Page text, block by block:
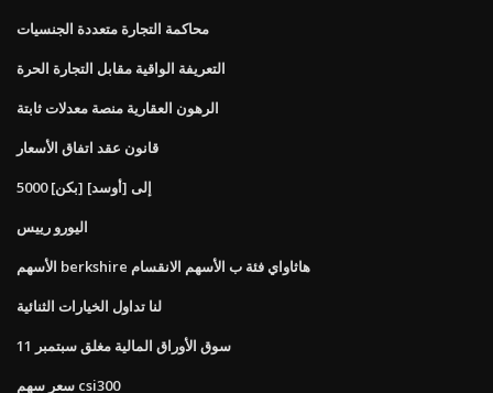
محاكمة التجارة متعددة الجنسيات
التعريفة الواقية مقابل التجارة الحرة
الرهون العقارية منصة معدلات ثابتة
قانون عقد اتفاق الأسعار
5000 [بكن] إلى [أوسد]
اليورو رييس
الأسهم berkshire هاثاواي فئة ب الأسهم الانقسام
لنا تداول الخيارات الثنائية
سوق الأوراق المالية مغلق سبتمبر 11
سعر سهم csi300